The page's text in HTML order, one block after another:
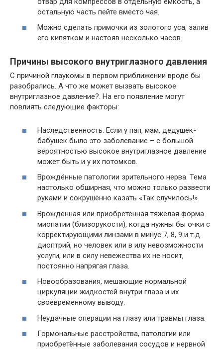
остальную часть пейте вместо чая.
Можно сделать примочки из золотого уса, залив
его кипятком и настояв несколько часов.
Причины высокого внутриглазного давления
С причиной глаукомы в первом приближении вроде бы
разобрались. А что же может вызвать высокое
внутриглазное давление?. На его появление могут
повлиять следующие факторы:
Наследственность. Если у пап, мам, дедушек-
бабушек было это заболевание – с большой
вероятностью высокое внутриглазное давление
может быть и у их потомков.
Врождённые патологии зрительного нерва. Тема
настолько обширная, что можно только развести
руками и сокрушённо казать «Так случилось!»
Врождённая или приобретённая тяжёлая форма
миопатии (близорукости), когда нужны бы очки с
корректирующими линзами в минус 7, 8, 9 и т.д.
диоптрий, но человек или в илу невозможности
услуги, или в силу невежества их не носит,
постоянно напрягая глаза.
Новообразования, мешающие нормальной
циркуляции жидкостей внутри глаза и их
своевременному выводу.
Неудачные операции на глазу или травмы глаза.
Гормональные расстройства, патологии или
приобретённые заболевания сосудов и нервной